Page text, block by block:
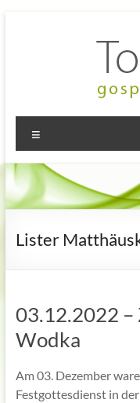
TonArt
–
gospel
&
more
Mein Chor
in
Hannover-
Linden
Lister
03.12.2022 –
Wodka
Am 03. Dezember
Festgottesdienst in